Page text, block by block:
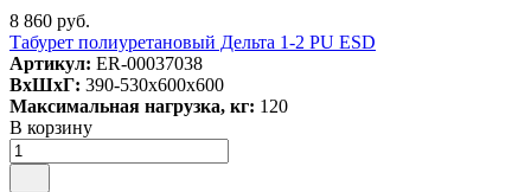
8 860 руб.
Табурет полиуретановый Дельта 1-2 PU ESD
Артикул: ER-00037038
ВxШxГ: 390-530x600x600
Максимальная нагрузка, кг: 120
В корзину